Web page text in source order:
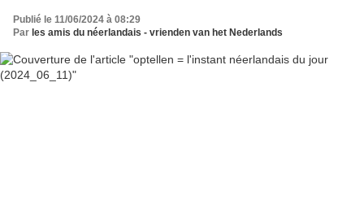
Publié le 11/06/2024 à 08:29
Par les amis du néerlandais - vrienden van het Nederlands